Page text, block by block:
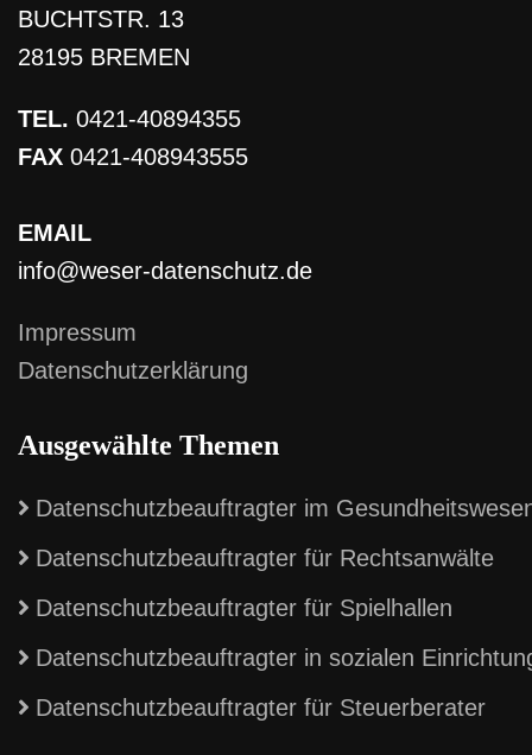
BUCHTSTR. 13
28195 BREMEN
TEL. 0421-40894355
FAX 0421-408943555
EMAIL
info@weser-datenschutz.de
Impressum
Datenschutzerklärung
Ausgewählte Themen
Datenschutzbeauftragter im
Datenschutzbeauftragter für Rechtsanwälte
Datenschutzbeauftragter für Spielhallen
Datenschutzbeauftragter in sozialen
Datenschutzbeauftragter für Steuerberater